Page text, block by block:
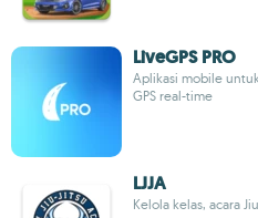
LiveGPS PRO
Aplikasi mobile
GPS real-time
LJJA
Kelola kelas, acara